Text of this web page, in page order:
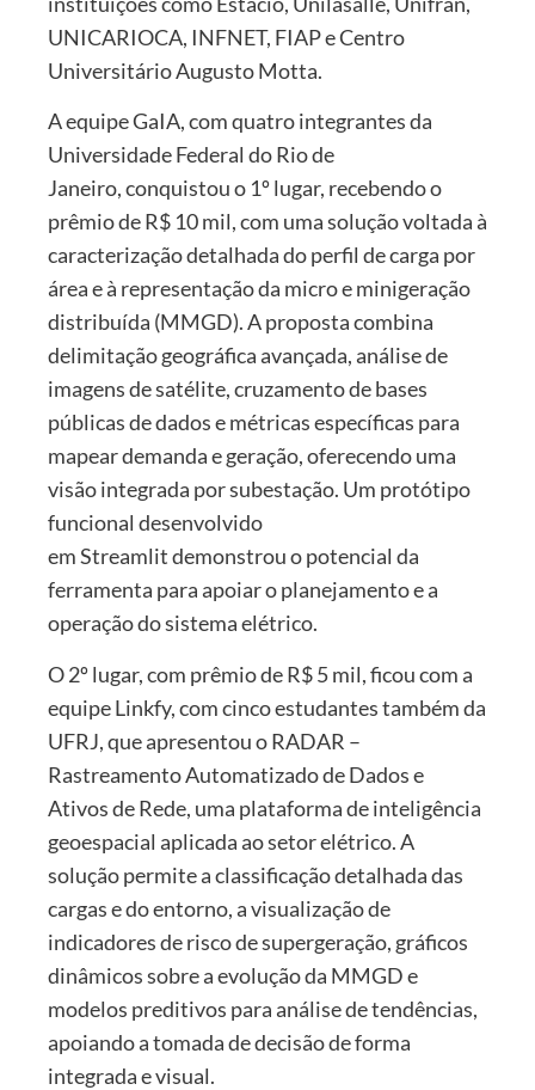
UNICARIOCA, INFNET, FIAP e Centro
Universitário Augusto Motta.
A equipe GaIA, com quatro integrantes da
Universidade Federal do Rio de
Janeiro, conquistou o 1º lugar, recebendo o
prêmio de R$ 10 mil, com uma solução voltada à
caracterização detalhada do perfil de carga por
área e à representação da micro e minigeração
distribuída (MMGD). A proposta combina
delimitação geográfica avançada, análise de
imagens de satélite, cruzamento de bases
públicas de dados e métricas específicas para
mapear demanda e geração, oferecendo uma
visão integrada por subestação. Um protótipo
funcional desenvolvido
em Streamlit demonstrou o potencial da
ferramenta para apoiar o planejamento e a
operação do sistema elétrico.
O 2º lugar, com prêmio de R$ 5 mil, ficou com a
equipe Linkfy, com cinco estudantes também da
UFRJ, que apresentou o RADAR –
Rastreamento Automatizado de Dados e
Ativos de Rede, uma plataforma de inteligência
geoespacial aplicada ao setor elétrico. A
solução permite a classificação detalhada das
cargas e do entorno, a visualização de
indicadores de risco de supergeração, gráficos
dinâmicos sobre a evolução da MMGD e
modelos preditivos para análise de tendências,
apoiando a tomada de decisão de forma
integrada e visual.